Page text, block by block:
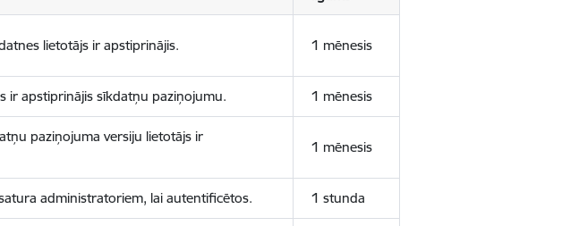
lietotājs ir apstiprinājis. 1 mēnesis
ir apstiprinājis sīkdatņu paziņojumu. 1 mēnesis
paziņojuma versiju lietotājs ir
1 mēnesis
administratoriem, lai autentificētos. 1 stunda